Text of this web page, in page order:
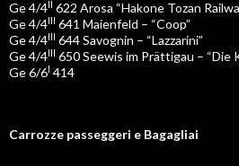
Ge 4/4II 622 Arosa “Hakone Tozan
Ge 4/4III 641 Maienfeld – “Coop”
Ge 4/4III 644 Savognin – “Lazzarini”
Ge 4/4III 650 Seewis im Prättigau – “Die
Ge 6/6I 414
Carrozze passeggeri e Bagagliai